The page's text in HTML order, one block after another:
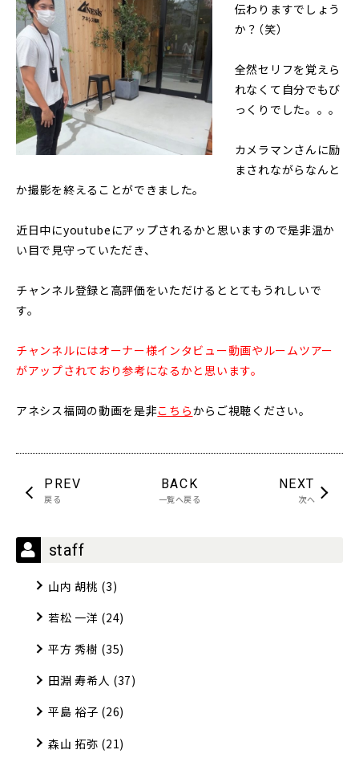
伝わりますでしょう
か？（笑）
全然セリフを覚えら
れなくて自分でもび
っくりでした。。。
カメラマンさんに励
まされながらなんと
か撮影を終えることができました。
近日中にyoutubeにアップされるかと思いますので是非温か
い目で見守っていただき、
チャンネル登録と高評価をいただけるととてもうれしいで
す。
チャンネルにはオーナー様インタビュー動画やルームツアー
がアップされており参考になるかと思います。
アネシス福岡の動画を是非こちらからご視聴ください。
PREV
戻る
BACK
一覧へ戻る
NEXT
次へ
staff
山内 胡桃 (3)
若松 一洋 (24)
平方 秀樹 (35)
田淵 寿希人 (37)
平島 裕子 (26)
森山 拓弥 (21)